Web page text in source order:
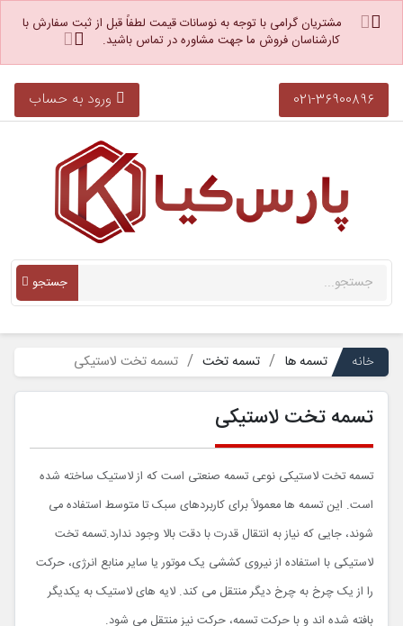
مشتریان گرامی با توجه به نوسانات قیمت لطفاً قبل از ثبت سفارش با
کارشناسان فروش ما جهت مشاوره در تماس باشید.
021-36900896 ورود به حساب
جستجو
خانه تسمه ها تسمه تخت تسمه تخت لاستیکی
تسمه تخت لاستیکی
تسمه تخت لاستیکی نوعی تسمه صنعتی است که از لاستیک ساخته شده
است. این تسمه ها معمولاً برای کاربردهای سبک تا متوسط استفاده می
شوند، جایی که نیاز به انتقال قدرت با دقت بالا وجود ندارد.تسمه تخت
لاستیکی با استفاده از نیروی کششی یک موتور یا سایر منابع انرژی، حرکت
را از یک چرخ به چرخ دیگر منتقل می کند. لایه های لاستیک به یکدیگر
بافته شده اند و با حرکت تسمه، حرکت نیز منتقل می شود.